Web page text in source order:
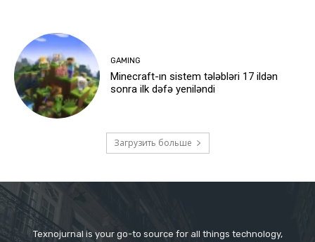
GAMING
Minecraft-ın sistem tələbləri 17 ildən
sonra ilk dəfə yeniləndi
Загрузить больше
Texnojurnal is your go-to source for all things technology,